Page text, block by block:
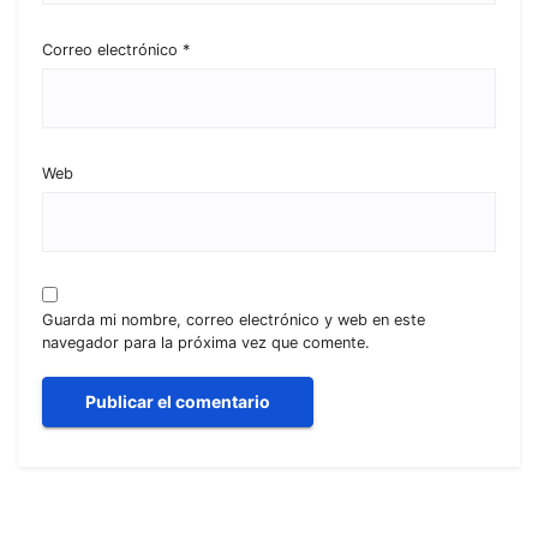
Correo electrónico *
Web
Guarda mi nombre, correo electrónico y web en este
navegador para la próxima vez que comente.